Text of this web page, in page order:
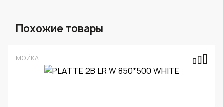
Похожие товары
МОЙКА